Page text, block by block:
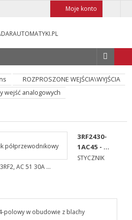
Moje konto
ROZPROSZONE WEJŚCIA\WYJŚCIA
wejść analogowych
3RF2430-
1AC45 - ...
STYCZNIK
AC 51 30A ...